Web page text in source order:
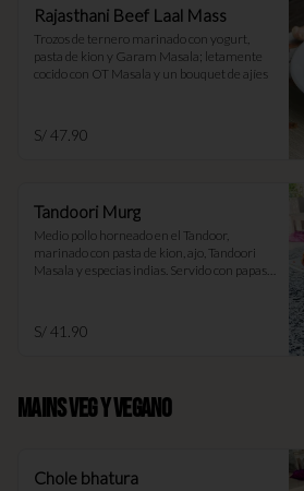
Rajasthani Beef Laal Mass
Trozos de ternero marinado con yogurt,
pasta de kion y Garam Masala; letamente
cocido con OT Masala y un bouquet de ajíes
S/ 47.90
Tandoori Murg
Medio pollo horneado en el Tandoor,
marinado con pasta de kion, ajo, Tandoori
Masala y especias indias. Servido con papas
S/ 41.90
MAINS VEG Y VEGANO
Chole bhatura